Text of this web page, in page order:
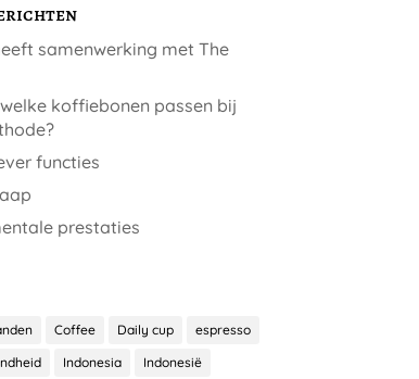
samenwerking met The
koffiebonen passen bij
functies
prestaties
Coffee Daily cup
espresso
Indonesia
Indonesië